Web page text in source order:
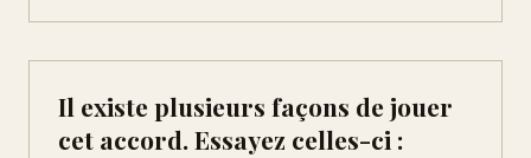
Il existe plusieurs façons de jouer
cet accord. Essayez celles-ci :